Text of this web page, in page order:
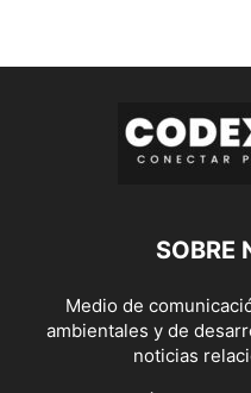
SOBRE
Medio de
ambientales y de
noticias